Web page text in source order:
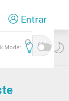
Entrar
Mode: